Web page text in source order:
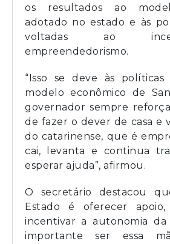
os resultados ao
adotado no estado e às
voltadas ao
empreendedorismo.
“Isso se deve às
modelo econômico de
governador sempre
de fazer o dever de casa e
do catarinense, que é
cai, levanta e continua
esperar ajuda”, afirmou.
O secretário destacou
Estado é oferecer
incentivar a autonomia da
importante ser essa